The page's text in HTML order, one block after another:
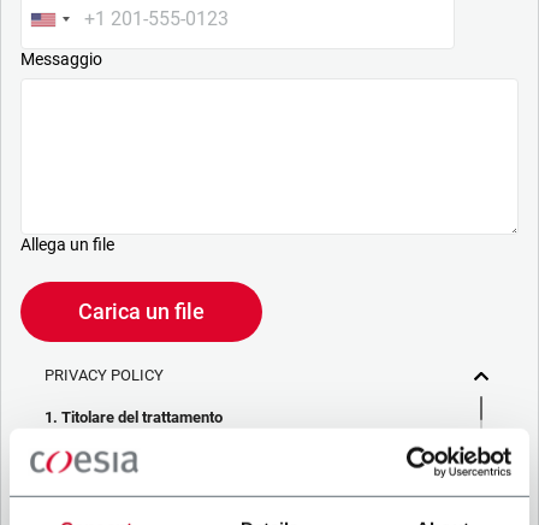
Messaggio
Allega un file
Carica un file
PRIVACY POLICY
1. Titolare del trattamento
La società che stai cercando di contattare (“Società”)
tramite questo form tratta i tuoi dati personali – in qualità di
titolare/contitolare del trattamento – per le finalità descritte